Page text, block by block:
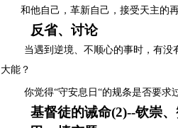
和他自己，革新自己，接受天主的再
反省、讨论
当遇到逆境、不顺心的事时，有
大能？
你觉得“守安息日“的规条是否要求
基督徒的诫命(2)--钦崇